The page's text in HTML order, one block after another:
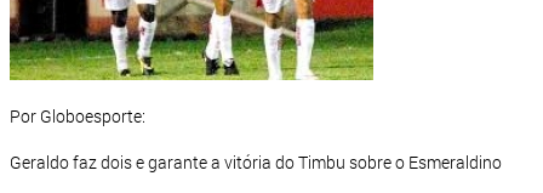
Por Globoesporte:
Geraldo faz dois e garante a vitória do Timbu sobre o Esmeraldino